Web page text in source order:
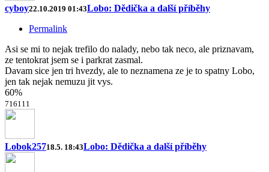
cyboy22.10.2019 01:43Lobo: Dědička a další příběhy
Permalink
Asi se mi to nejak trefilo do nalady, nebo tak neco, ale priznavam,
ze tentokrat jsem se i parkrat zasmal.
Davam sice jen tri hvezdy, ale to neznamena ze je to spatny Lobo,
jen tak nejak nemuzu jit vys.
60%
716111
Lobok25718.5. 18:43Lobo: Dědička a další příběhy